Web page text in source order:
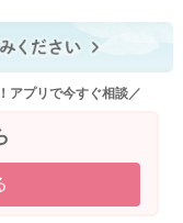
アプリで今すぐ相談／